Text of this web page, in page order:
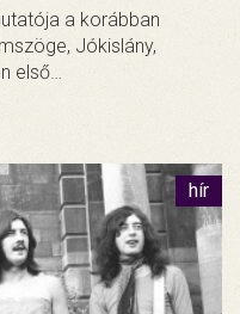
a korábban
Jókislány,
első…
hír